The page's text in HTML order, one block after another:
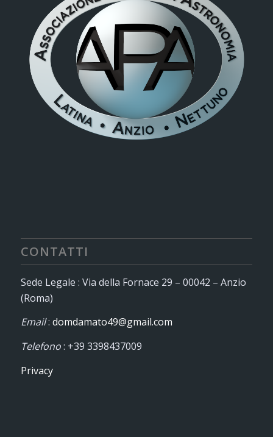
CONTATTI
Sede Legale : Via della Fornace 29 – 00042 – Anzio
(Roma)
Email: domdamato49@gmail.com
Telefono: +39 3398437009
Privacy